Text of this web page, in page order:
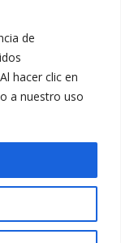
de
hacer clic en
a nuestro uso
Segueix-nos